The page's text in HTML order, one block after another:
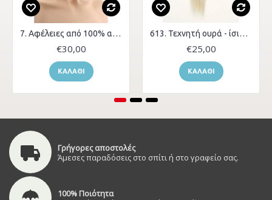
7. Αφέλειες από 100% ανθρώπινα μαλλιά
€30,00
ΚΑΛΆΘΙ
613. Τεχνητή ουρά - ίσια μαλλιά
€25,00
ΚΑΛΆΘΙ
Γρήγορες αποστολές
Άμεσες παραδόσεις στο σπίτι ή στο γραφείο σας.
100% Ποιότητα